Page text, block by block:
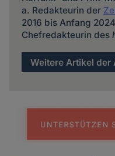
a. Redakteurin der
2016 bis Anfang
Chefredakteurin des
Weitere Artikel der